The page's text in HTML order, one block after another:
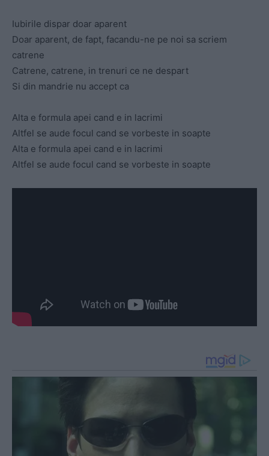
Iubirile dispar doar aparent
Doar aparent, de fapt, facandu-ne pe noi sa scriem
catrene
Catrene, catrene, in trenuri ce ne despart
Si din mandrie nu accept ca
Alta e formula apei cand e in lacrimi
Altfel se aude focul cand se vorbeste in soapte
Alta e formula apei cand e in lacrimi
Altfel se aude focul cand se vorbeste in soapte